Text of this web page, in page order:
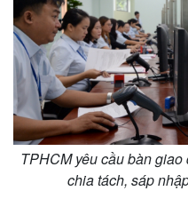
TPHCM yêu cầu bàn
chia tách, sáp